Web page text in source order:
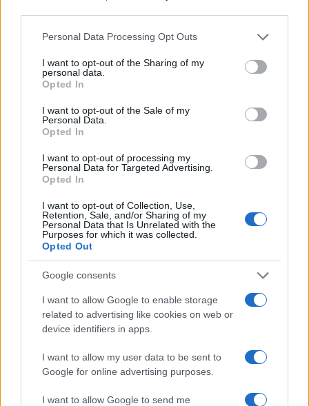
Please note that this website/app uses one or more Google
not limited to your visit or usage behaviour. You may click to
grant or deny consent to Google and its third-party tags to
use your data for below specified purposes in below Google
consent section.
Personal Data Processing Opt Outs
I want to opt-out of the Sharing of my
personal data.
Opted In
I want to opt-out of the Sale of my
Personal Data.
Opted In
I want to opt-out of processing my
Personal Data for Targeted Advertising.
Opted In
I want to opt-out of Collection, Use,
Retention, Sale, and/or Sharing of my
Personal Data that Is Unrelated with the
Purposes for which it was collected.
Opted Out
Google consents
I want to allow Google to enable storage
related to advertising like cookies on web or
device identifiers in apps.
I want to allow my user data to be sent to
Google for online advertising purposes.
I want to allow Google to send me
5Μεταφορές χρημάτων: Πότε μπορεί να
– Τι ισχυεί για τις γονικές παροχές
Πιο σχολιασμένα
Έφυγαν οι συνεργάτες, μένει η Μαρία
Καρυστιανού - Η επόμενη μέρα για την
«Ελπίδα για τη Δημοκρατία»
Canadair 515: Οι πρώτες εικόνες από την
κατασκευή του αεροσκάφους που θα
επιχειρεί και τη νύχτα στα μέτωπα της
Βγήκαν ξανά τα μαχαίρια στην Ελπίδα
για τη Δημοκρατία: «Καρυστιανού,
Γρατσία και Γαλανός μετέτρεψαν το
κίνημα σε φοβικό αρχηγικό κόμμα»
Το πολωμένο μελτέμι που τροφοδότησε
ισχυρότερα επεισόδια των τελευταίων 50
χρόνων»
Απίστευτο κι όμως αληθινό -
αγγειοχειρουργού του νοσοκομείου
Χανίων επειδή κλάπηκε το μηχανάκι του
γιατρού